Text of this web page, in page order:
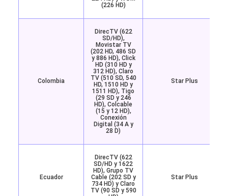
(226 HD)
Colombia
DirecTV (622
SD/HD),
Movistar TV
(202 HD, 486 SD
y 886 HD), Click
HD (310 HD y
312 HD), Claro
TV (510 SD, 540
HD, 1510 HD y
1511 HD), Tigo
(29 SD y 246
HD), Colcable
(15 y 12 HD),
Conexión
Digital (34 A y
28 D)
Star Plus
Ecuador
DirecTV (622
SD/HD y 1622
HD), Grupo TV
Cable (202 SD y
734 HD) y Claro
TV (90 SD y 590
Star Plus